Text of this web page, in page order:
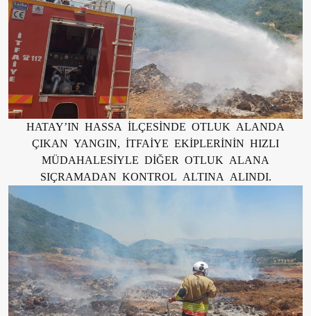
HATAY’IN HASSA İLÇESİNDE OTLUK ALANDA
ÇIKAN YANGIN, İTFAİYE EKİPLERİNİN HIZLI
MÜDAHALESİYLE DİĞER OTLUK ALANA
SIÇRAMADAN KONTROL ALTINA ALINDI.